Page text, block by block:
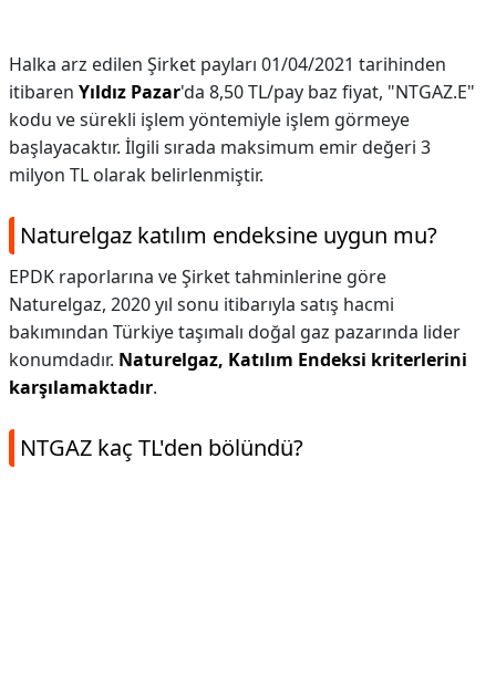
Halka arz edilen Şirket payları 01/04/2021 tarihinden
itibaren Yıldız Pazar'da 8,50 TL/pay baz fiyat, "NTGAZ.E"
kodu ve sürekli işlem yöntemiyle işlem görmeye
başlayacaktır. İlgili sırada maksimum emir değeri 3
milyon TL olarak belirlenmiştir.
Naturelgaz katılım endeksine uygun mu?
EPDK raporlarına ve Şirket tahminlerine göre
Naturelgaz, 2020 yıl sonu itibarıyla satış hacmi
bakımından Türkiye taşımalı doğal gaz pazarında lider
konumdadır. Naturelgaz, Katılım Endeksi kriterlerini
karşılamaktadır.
NTGAZ kaç TL'den bölündü?